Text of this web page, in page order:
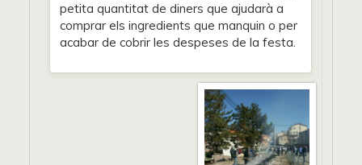
petita quantitat de diners que ajudarà a
comprar els ingredients que manquin o per
acabar de cobrir les despeses de la festa.